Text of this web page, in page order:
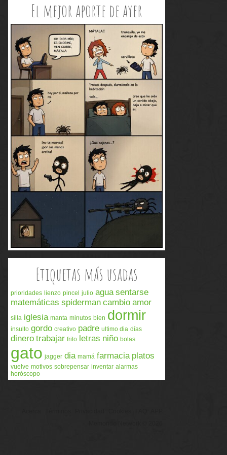
El mejor aporte de ayer
Etiquetas más usadas
prioridades lienzo pincel julio agua sentarse
matemáticas spiderman cambio amor
silla iglesia manta minutos bien dormir
insulto gordo creativo padre ultimo dia días
dinero trabajar frito letras niño bolas
gato jagger dia mamá farmacia platos
vuelve motivos sobrepensar inventar alarmas
horóscopo